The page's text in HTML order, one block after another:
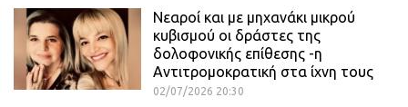
Νεαροί και με μηχανάκι μικρού
κυβισμού οι δράστες της
δολοφονικής επίθεσης -η
Αντιτρομοκρατική στα ίχνη τους
02/07/2026 20:30